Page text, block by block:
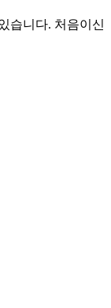
습니다. 처음이신